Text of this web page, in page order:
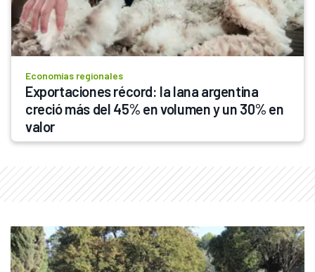
Economías regionales
Exportaciones récord: la lana argentina
creció más del 45% en volumen y un 30% en
valor